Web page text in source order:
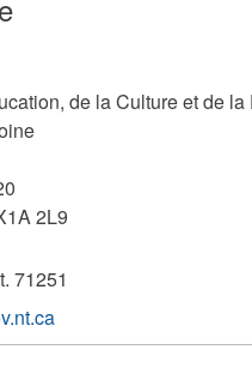
de la Culture et de la
2L9
71251